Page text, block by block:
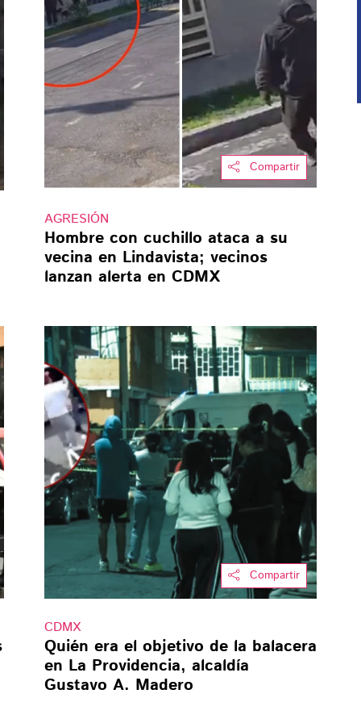
Compartir
AGRESIÓN
Hombre con cuchillo ataca a su
vecina en Lindavista; vecinos
lanzan alerta en CDMX
Compartir
CDMX
Quién era el objetivo de la balacera
en La Providencia, alcaldía
Gustavo A. Madero